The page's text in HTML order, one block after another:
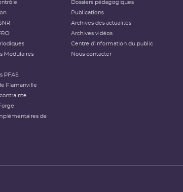
Modulaires
PFAS
Flamanville
de
Dossiers pédagogiques
Publications
Archives des actualités
Archives vidéos
Centre d'information du public
Nous contacter